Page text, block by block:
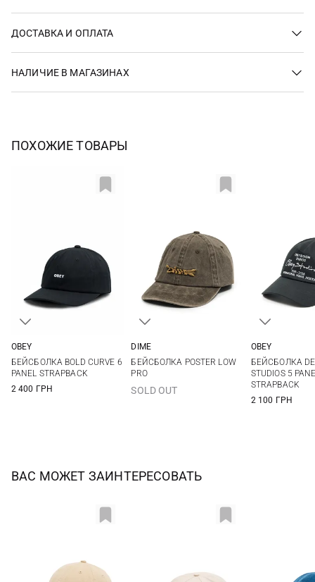
ДОСТАВКА И ОПЛАТА
НАЛИЧИЕ В МАГАЗИНАХ
ПОХОЖИЕ ТОВАРЫ
OBEY
БЕЙСБОЛКА BOLD CURVE 6
PANEL STRAPBACK
2 400 ГРН
DIME
БЕЙСБОЛКА POSTER LOW
PRO
SOLD OUT
OBEY
БЕЙСБОЛКА
STUDIOS 5
STRAPBACK
2 100 ГРН
ВАС МОЖЕТ ЗАИНТЕРЕСОВАТЬ